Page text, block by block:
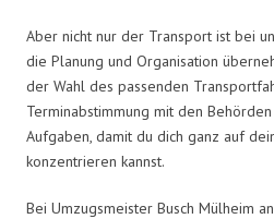
Aber nicht nur der Transport ist bei
die Planung und Organisation
der Wahl des passenden
Terminabstimmung mit den
Aufgaben, damit du dich ganz auf
konzentrieren kannst.
Bei Umzugsmeister Busch Mülheim